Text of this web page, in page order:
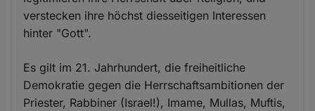
verstecken ihre höchst diesseitigen Interessen
hinter "Gott".
Es gilt im 21. Jahrhundert, die freiheitliche
Demokratie gegen die Herrschaftsambitionen der
Priester, Rabbiner (Israel!), Imame, Mullas, Muftis,